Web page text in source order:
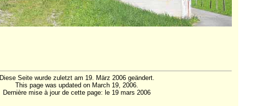
Diese Seite wurde zuletzt am 19. März 2006 geändert.
This page was updated on March 19, 2006.
Dernière mise à jour de cette page: le 19 mars 2006